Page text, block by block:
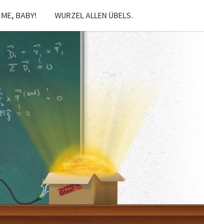
BABY! WURZEL ALLEN ÜBELS.